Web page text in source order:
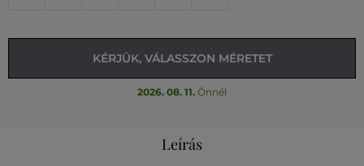
KÉRJÜK, VÁLASSZON MÉRETET
2026. 08. 11. Önnél
Leírás